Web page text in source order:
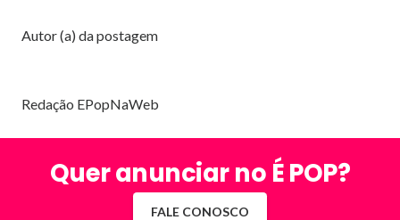
Autor (a) da postagem
Redação EPopNaWeb
Quer anunciar no É POP?
FALE CONOSCO